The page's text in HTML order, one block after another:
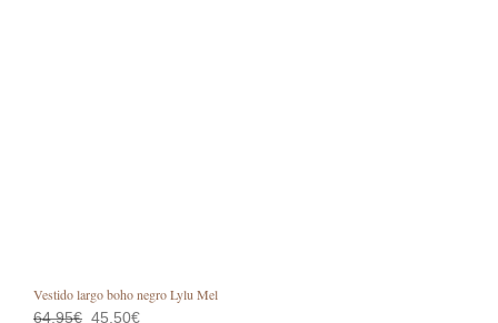
Vestido largo boho negro Lylu Mel
64,95€ El
45,50€El